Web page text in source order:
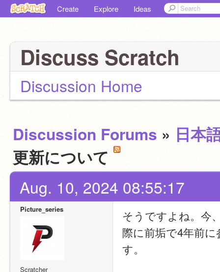
Create Explore Ideas
Discuss Scratch
Discussion Home
Discussion Forums » 日本
更新について
Aug. 10, 2024 08:55:17
Picture_series
Scratcher
そうですよね。今
際に前垢で4年前
す。